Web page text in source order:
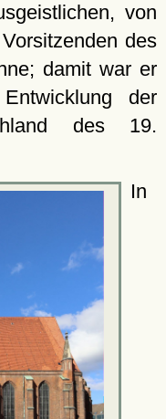
von
des
damit war er
der
des 19.
In